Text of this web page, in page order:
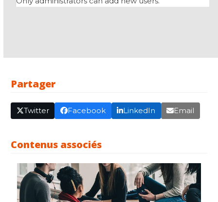
Partager
Twitter Facebook LinkedIn Email
Contenus associés